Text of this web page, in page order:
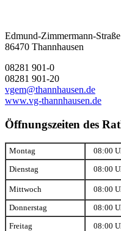
Edmund-Zimmermann-
86470 Thannhausen
08281 901-0
08281 901-20
vgem@thannhausen.de
www.vg-thannhausen.de
Öffnungszeiten des
Montag 08:00
Dienstag 08:00
Mittwoch 08:00
Donnerstag 08:00
Freitag 08:00